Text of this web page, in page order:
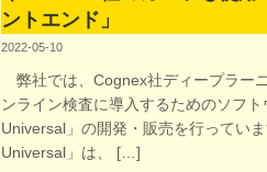
ントエンド」
2022-05-10
弊社では、Cognex社ディープラー
ンライン検査に導入するためのソフ
Universal」の開発・販売を行ってい
Universal」は、 […]